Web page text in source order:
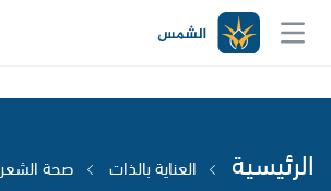
الرئيسية العناية بالذات صحة الشعر